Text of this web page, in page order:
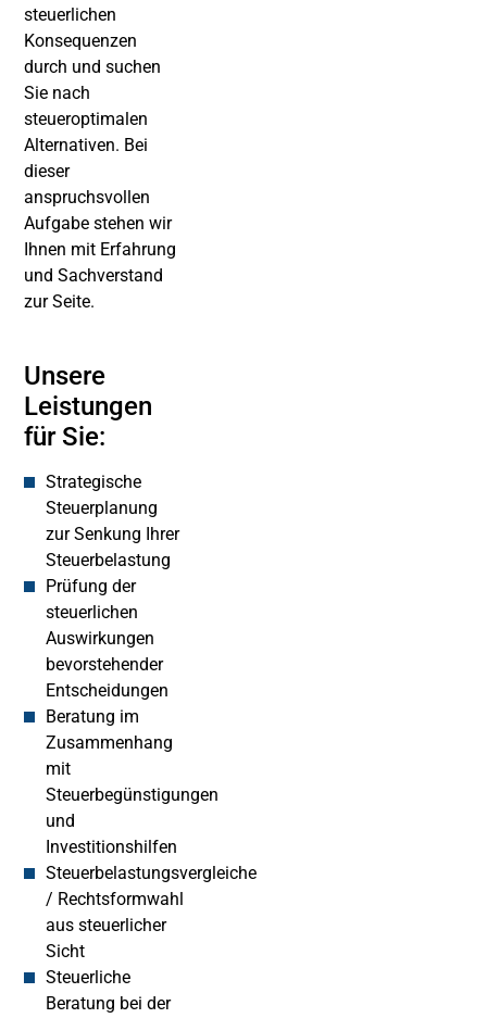
steuerlichen
Konsequenzen
durch und suchen
Sie nach
steueroptimalen
Alternativen. Bei
dieser
anspruchsvollen
Aufgabe stehen wir
Ihnen mit Erfahrung
und Sachverstand
zur Seite.
Unsere
Leistungen
für Sie:
Strategische
Steuerplanung
zur Senkung Ihrer
Steuerbelastung
Prüfung der
steuerlichen
Auswirkungen
bevorstehender
Entscheidungen
Beratung im
Zusammenhang
mit
Steuerbegünstigungen
und
Investitionshilfen
Steuerbelastungsvergleiche
/ Rechtsformwahl
aus steuerlicher
Sicht
Steuerliche
Beratung bei der